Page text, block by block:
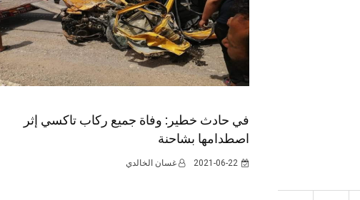
في حادث خطير: وفاة جميع ركاب تاكسي إثر
اصطدامها بشاحنة
2021-06-22 غسان الخالدي